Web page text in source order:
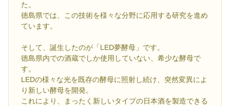
た。
徳島県では、この技術を様々な分野に応用する研究を進め
ています。
そして、誕生したのが「LED夢酵母」です。
徳島県内での酒蔵でしか使用していない、希少な酵母で
す。
LEDの様々な光を既存の酵母に照射し続け、突然変異によ
り新しい酵母を開発。
これにより、まったく新しいタイプの日本酒を製造できる